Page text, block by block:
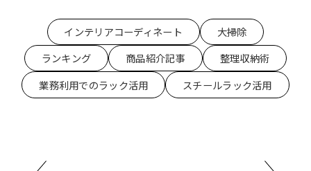
インテリアコーディネート
大掃除
ランキング
商品紹介記事
整理収納術
業務利用でのラック活用
スチールラック活用